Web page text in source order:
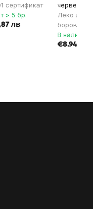
сертификат
> 5 бр.
лв
червени
Леко лют
боровинки
В
€8.94 /